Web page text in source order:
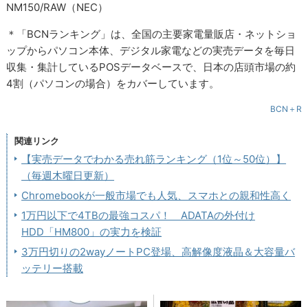
NM150/RAW（NEC）
＊「BCNランキング」は、全国の主要家電量販店・ネットショ
ップからパソコン本体、デジタル家電などの実売データを毎日
収集・集計しているPOSデータベースで、日本の店頭市場の約
4割（パソコンの場合）をカバーしています。
BCN＋R
関連リンク
【実売データでわかる売れ筋ランキング（1位～50位）】
（毎週木曜日更新）
Chromebookが一般市場でも人気、スマホとの親和性高く
1万円以下で4TBの最強コスパ！ ADATAの外付け
HDD「HM800」の実力を検証
3万円切りの2wayノートPC登場、高解像度液晶＆大容量バ
ッテリー搭載